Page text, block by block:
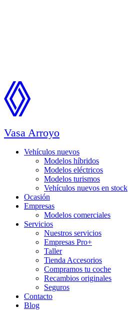
Vasa Arroyo
Vehículos nuevos
Modelos híbridos
Modelos eléctricos
Modelos turismos
Vehículos nuevos en stock
Ocasión
Empresas
Modelos comerciales
Servicios
Nuestros servicios
Empresas Pro+
Taller
Tienda Accesorios
Compramos tu coche
Recambios originales
Seguros
Contacto
Blog